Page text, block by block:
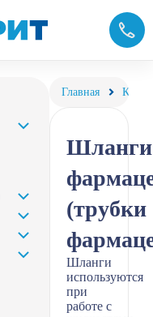
Главная
Шланги
(трубки
Шланги
используются
при
работе с